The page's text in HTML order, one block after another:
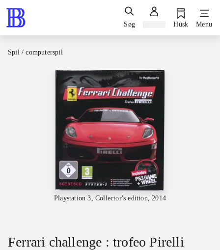
Søg Husk Menu
Spil / computerspil
Playstation 3, Collector's edition, 2014
Ferrari challenge : trofeo Pirelli